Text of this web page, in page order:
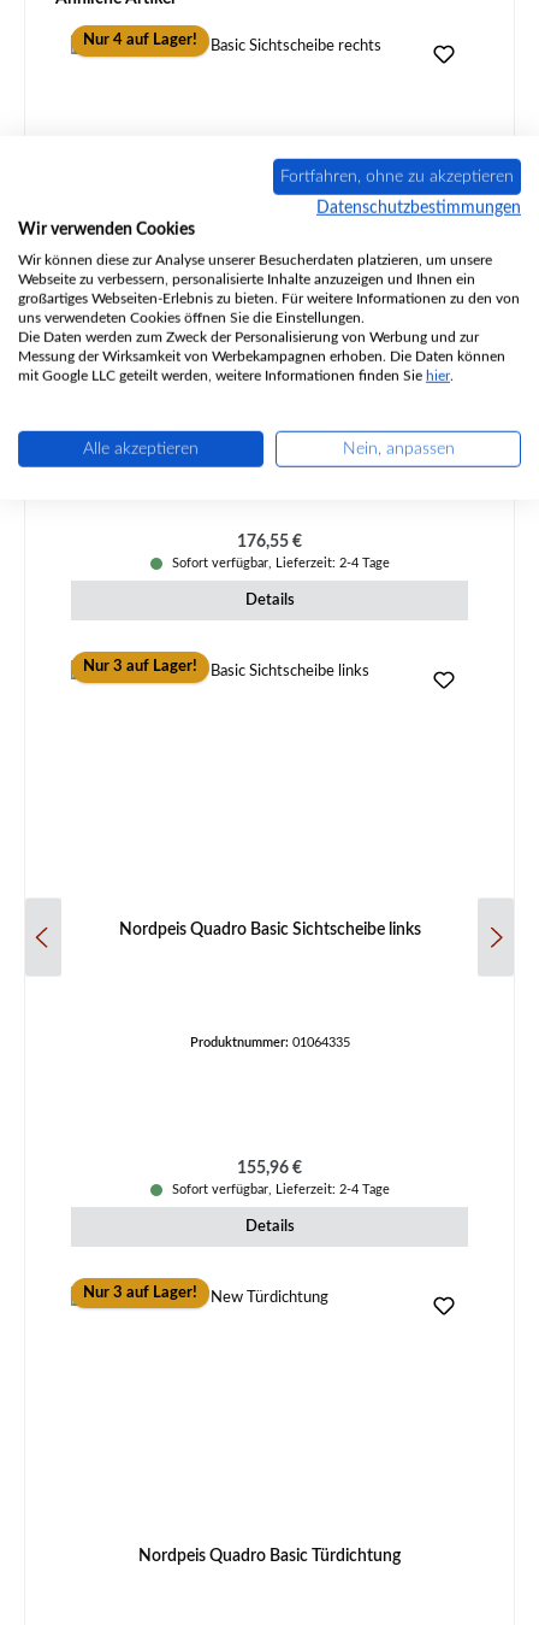
Nur 4 auf Lager!
Nordpeis Quadro Basic Sichtscheibe rechts
Regulärer Preis:
176,55 €
Sofort verfügbar, Lieferzeit: 2-4 Tage
Details
Nur 3 auf Lager!
Nordpeis Quadro Basic Sichtscheibe links
Produktnummer: 01064335
Regulärer Preis:
155,96 €
Sofort verfügbar, Lieferzeit: 2-4 Tage
Details
Nur 3 auf Lager!
Nordpeis Quadro Basic Türdichtung
Fortfahren, ohne zu akzeptieren
Datenschutzbestimmungen
Wir verwenden Cookies
Wir können diese zur Analyse unserer Besucherdaten platzieren, um unsere
Webseite zu verbessern, personalisierte Inhalte anzuzeigen und Ihnen ein
großartiges Webseiten-Erlebnis zu bieten. Für weitere Informationen zu den von
uns verwendeten Cookies öffnen Sie die Einstellungen.
Die Daten werden zum Zweck der Personalisierung von Werbung und zur
Messung der Wirksamkeit von Werbekampagnen erhoben. Die Daten können
mit Google LLC geteilt werden, weitere Informationen finden Sie hier.
Alle akzeptieren Nein, anpassen